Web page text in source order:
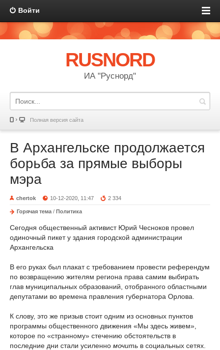
Войти
RUSNORD
ИА "Руснорд"
Полная версия сайта
В Архангельске продолжается
борьба за прямые выборы
мэра
chertok 10-12-2020, 11:47 2 334
Горячая тема / Политика
Сегодня общественный активист Юрий Чесноков провел
одиночный пикет у здания городской администрации
Архангельска
В его руках был плакат с требованием провести референдум
по возвращению жителям региона права самим выбирать
глав муниципальных образований, отобранного областными
депутатами во времена правления губернатора Орлова.
К слову, это же призыв стоит одним из основных пунктов
программы общественного движения «Мы здесь живем»,
которое по «странному» стечению обстоятельств в
последние дни стали усиленно мочить в социальных сетях.